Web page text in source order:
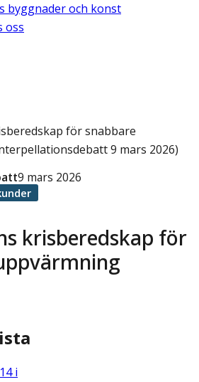
byggnader och konst
oss
för snabbare
9 mars 2026)
krisberedskap för
9 mars 2026
i